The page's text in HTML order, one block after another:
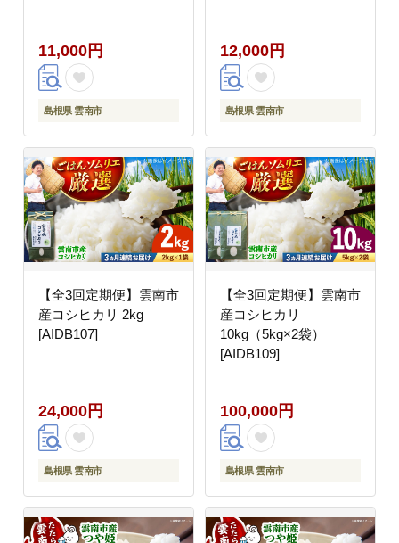
乳業有限会社
[AIBH043]
11,000円
島根県 雲南市
12,000円
島根県 雲南市
【全3回定期便】雲南市
産コシヒカリ 2kg
[AIDB107]
24,000円
島根県 雲南市
【全3回定期便】雲南市
産コシヒカリ
10kg（5kg×2袋）
[AIDB109]
100,000円
島根県 雲南市